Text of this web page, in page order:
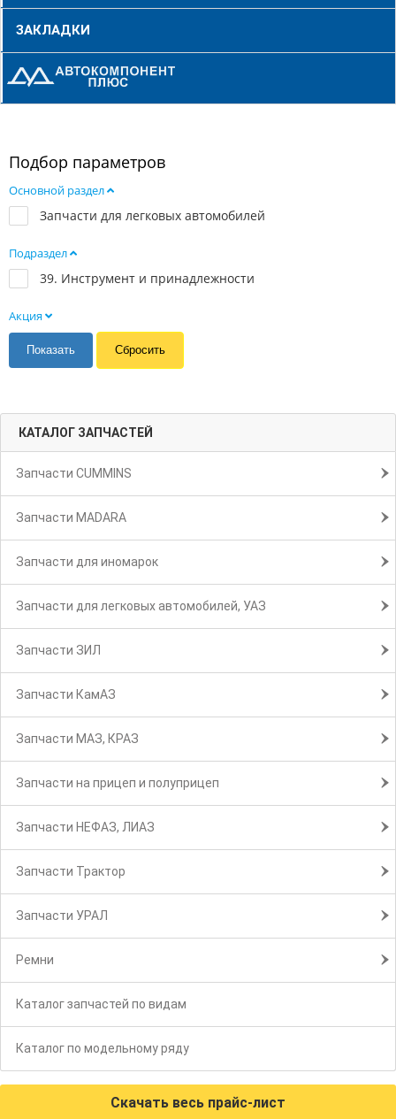
ЗАКЛАДКИ
Подбор параметров
Основной раздел
Запчасти для легковых автомобилей
Подраздел
39. Инструмент и принадлежности
Акция
КАТАЛОГ ЗАПЧАСТЕЙ
Запчасти CUMMINS
Запчасти MADARA
Запчасти для иномарок
Запчасти для легковых автомобилей, УАЗ
Запчасти ЗИЛ
Запчасти КамАЗ
Запчасти МАЗ, КРАЗ
Запчасти на прицеп и полуприцеп
Запчасти НЕФАЗ, ЛИАЗ
Запчасти Трактор
Запчасти УРАЛ
Ремни
Каталог запчастей по видам
Каталог по модельному ряду
Скачать весь прайс-лист